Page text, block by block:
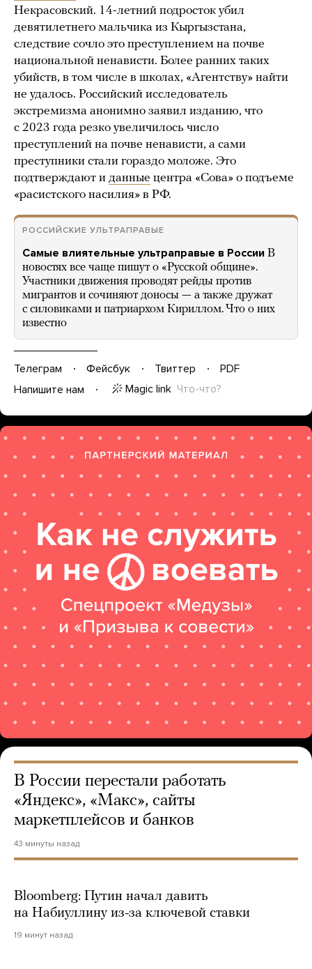
Некрасовский. 14-летний подросток убил
девятилетнего мальчика из Кыргызстана,
следствие сочло это преступлением на почве
национальной ненависти. Более ранних таких
убийств, в том числе в школах, «Агентству» найти
не удалось. Российский исследователь
экстремизма анонимно заявил изданию, что
с 2023 года резко увеличилось число
преступлений на почве ненависти, а сами
преступники стали гораздо моложе. Это
подтверждают и данные центра «Сова» о подъеме
«расистского насилия» в РФ.
РОССИЙСКИЕ УЛЬТРАПРАВЫЕ
Самые влиятельные ультраправые в России В
новостях все чаще пишут о «Русской общине».
Участники движения проводят рейды против
мигрантов и сочиняют доносы — а также дружат
с силовиками и патриархом Кириллом. Что о них
известно
Телеграм Фейсбук Твиттер
PDF
Напишите нам
Magic link Что-что?
В России перестали работать
«Яндекс», «Макс», сайты
маркетплейсов и банков
43 минуты назад
Bloomberg: Путин начал давить
на Набиуллину из-за ключевой ставки
19 минут назад